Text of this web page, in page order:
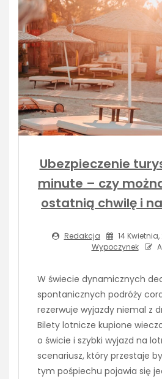
Ubezpieczenie
minute – czy
ostatnią chwilę i
Redakcja 14 Kwietnia,
Wypoczynek
W świecie dynamicznych
spontanicznych podróży
rezerwuje wyjazdy niemal z
Bilety lotnicze kupione
o świcie i szybki wyjazd na
scenariusz, który przestaje
tym pośpiechu pojawia się